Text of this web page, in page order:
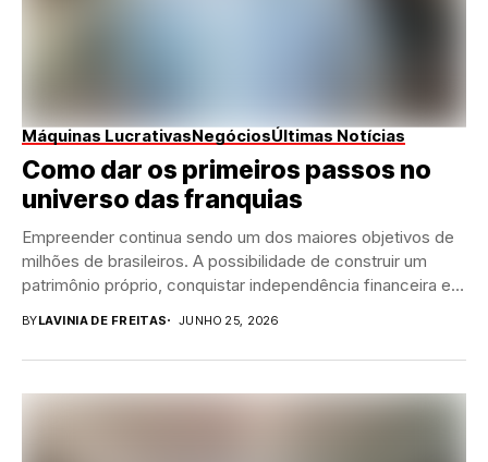
Máquinas LucrativasNegóciosÚltimas Notícias
Como dar os primeiros passos no
universo das franquias
Empreender continua sendo um dos maiores objetivos de
milhões de brasileiros. A possibilidade de construir um
patrimônio próprio, conquistar independência financeira e
BYLAVINIA DE FREITAS JUNHO 25, 2026